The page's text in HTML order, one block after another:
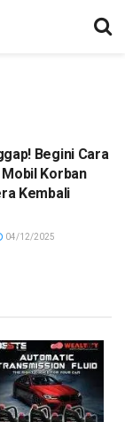
Begini Cara
Korban
Kembali
04/12/2025